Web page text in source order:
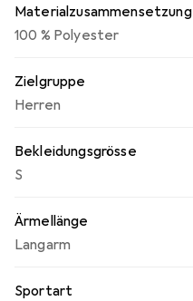
Materialzusammensetzung
100 % Polyester
Zielgruppe
Herren
Bekleidungsgrösse
S
Ärmellänge
Langarm
Sportart